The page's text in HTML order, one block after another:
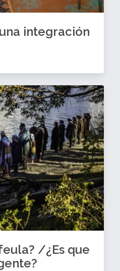
integración
/¿Es que